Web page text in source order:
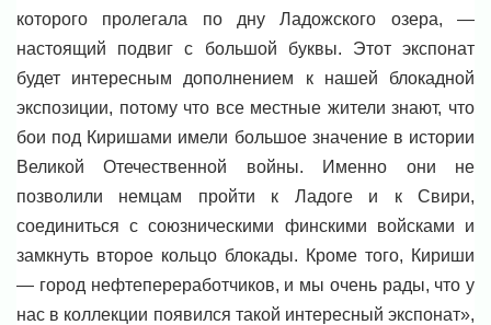
которого пролегала по дну Ладожского озера, —
настоящий подвиг с большой буквы. Этот экспонат
будет интересным дополнением к нашей блокадной
экспозиции, потому что все местные жители знают, что
бои под Киришами имели большое значение в истории
Великой Отечественной войны. Именно они не
позволили немцам пройти к Ладоге и к Свири,
соединиться с союзническими финскими войсками и
замкнуть второе кольцо блокады. Кроме того, Кириши
— город нефтепереработчиков, и мы очень рады, что у
нас в коллекции появился такой интересный экспонат»,